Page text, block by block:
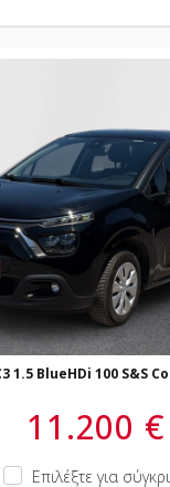
1.5 BlueHDi 100 S&S
11.200 €
Επιλέξτε για